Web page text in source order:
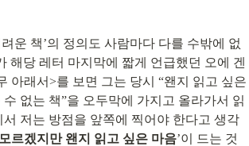
운 책’의 정의도 사람마다 다를 수밖에 없
해당 레터 마지막에 짧게 언급했던 오에 겐
아래서>를 보면 그는 당시 “왠지 읽고 싶은
없는 책”을 오두막에 가지고 올라가서 읽
저는 방점을 앞쪽에 찍어야 한다고 생각
르겠지만 왠지 읽고 싶은 마음’이 드는 것